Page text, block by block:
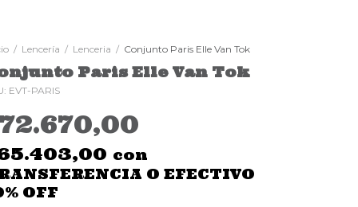
/ Lencería / Lenceria / Conjunto Paris Elle Van Tok
Paris Elle Van Tok
EVT-PARIS
con
O EFECTIVO
OFF